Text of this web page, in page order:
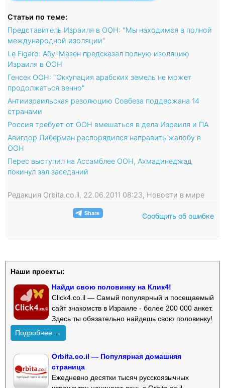
Статьи по теме:
Представитель Израиля в ООН: "Мы находимся в полной
международной изоляции"
Le Figaro: Абу-Мазен предсказал полную изоляцию
Израиля в ООН
Генсек ООН: "Оккупация арабских земель не может
продолжаться вечно"
Антиизраильская резолюцию Совбеза поддержана 14
странами
Россия требует от ООН вмешаться в дела Израиля и ПА
Авигдор Либерман распорядился направить жалобу в
ООН
Перес выступил на Ассамблее ООН, Ахмадинеджад
покинул зал заседаний
Редакция Orbita.co.il, 22.06.2011 08:23, Новости в мире
Сообщить об ошибке
Наши проекты:
Найди свою половинку на Клик4!
Click4.co.il — Самый популярный и посещаемый
сайт знакомств в Израиле - более 200 000 анкет.
Здесь ты обязательно найдешь свою половинку!
Подробнее →
Orbita.co.il — Популярная домашняя
страница
Ежедневно десятки тысяч русскоязычных